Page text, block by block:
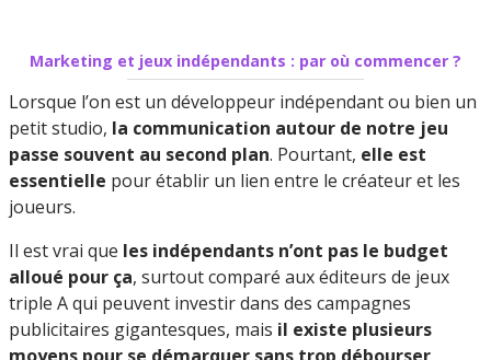
Marketing et jeux indépendants : par où commencer ?
Lorsque l’on est un développeur indépendant ou bien un
petit studio, la communication autour de notre jeu
passe souvent au second plan. Pourtant, elle est
essentielle pour établir un lien entre le créateur et les
joueurs.
Il est vrai que les indépendants n’ont pas le budget
alloué pour ça, surtout comparé aux éditeurs de jeux
triple A qui peuvent investir dans des campagnes
publicitaires gigantesques, mais il existe plusieurs